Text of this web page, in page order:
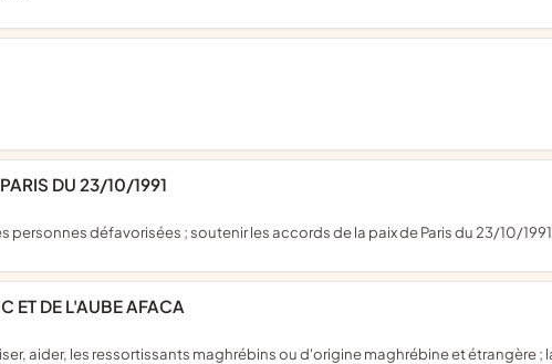
DU 23/10/1991
défavorisées ; soutenir les accords de la paix de Paris du 23/10/1991
ET DE L'AUBE AFACA